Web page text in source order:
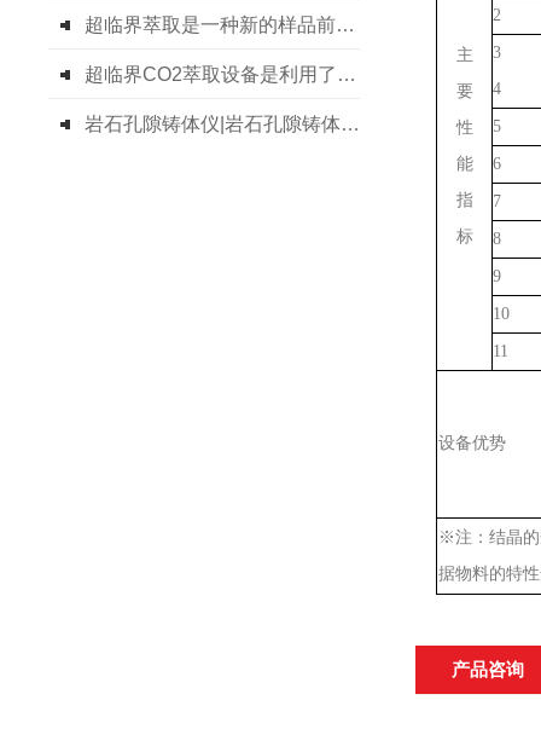
超临界萃取是一种新的样品前处理技术
超临界CO2萃取设备是利用了超临界流体的溶解能力与其密度的关系
岩石孔隙铸体仪|岩石孔隙铸体仪作用介绍
主
要
性
能
指
标
2
3
4
5
6
7
8
9
10
11
设备优势
※注 ：结晶
据物料的特
产品咨询